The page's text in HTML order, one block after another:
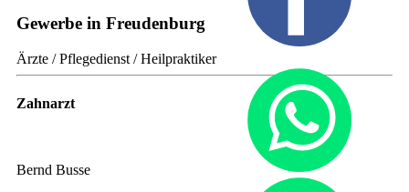
Gewerbe in Freudenburg
Ärzte / Pflegedienst / Heilpraktiker
Zahnarzt
Bernd Busse